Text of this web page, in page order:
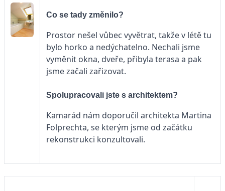
Co se tady změnilo?
Prostor nešel vůbec vyvětrat, takže v létě tu
bylo horko a nedýchatelno. Nechali jsme
vyměnit okna, dveře, přibyla terasa a pak
jsme začali zařizovat.
Spolupracovali jste s architektem?
Kamarád nám doporučil architekta Martina
Folprechta, se kterým jsme od začátku
rekonstrukci konzultovali.